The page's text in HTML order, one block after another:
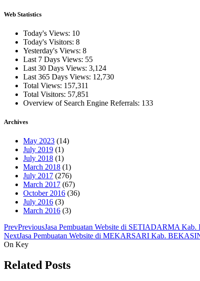
Web Statistics
Today's Views: 10
Today's Visitors: 8
Yesterday's Views: 8
Last 7 Days Views: 55
Last 30 Days Views: 3,124
Last 365 Days Views: 12,730
Total Views: 157,311
Total Visitors: 57,851
Overview of Search Engine Referrals: 133
Archives
May 2023 (14)
July 2019 (1)
July 2018 (1)
March 2018 (1)
July 2017 (276)
March 2017 (67)
October 2016 (36)
July 2016 (3)
March 2016 (3)
PrevPreviousJasa Pembuatan Website di SETIADARMA
NextJasa Pembuatan Website di MEKARSARI Kab. BEKASI
On Key
Related Posts